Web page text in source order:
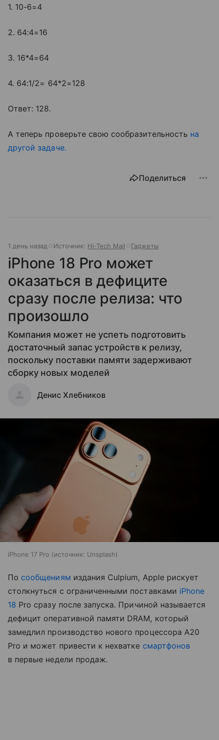
1. 10-6=4
2. 64:4=16
3. 16*4=64
4. 64:1/2= 64*2=128
Ответ: 128.
А теперь проверьте свою сообразительность на
другой задаче.
Поделиться
1 день назад Источник: Hi-Tech Mail Гаджеты
iPhone 18 Pro может
оказаться в дефиците
сразу после релиза: что
произошло
Компания может не успеть подготовить
достаточный запас устройств к релизу,
поскольку поставки памяти задерживают
сборку новых моделей
Денис Хлебников
iPhone 17 Pro источник: Unsplash
По сообщениям издания Culpium, Apple рискует
столкнуться с ограниченными поставками iPhone
18 Pro сразу после запуска. Причиной называется
дефицит оперативной памяти DRAM, который
замедлил производство нового процессора A20
Pro и может привести к нехватке смартфонов
в первые недели продаж.